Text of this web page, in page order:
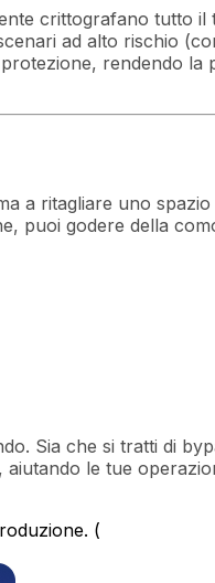
crittografano tutto
ad alto rischio
rendendo la
a ritagliare uno
puoi godere della
Sia che si tratti di
le tue
(